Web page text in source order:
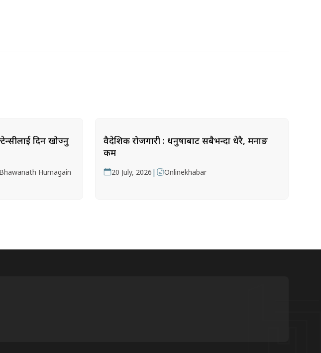
दिन खोज्नु
Humagain
वैदेशिक रोजगारी : धनुषाबाट सबैभन्दा धेरै, मनाङ
कम
20 July, 2026 | Onlinekhabar